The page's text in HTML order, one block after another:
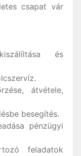
csapat vár
és
átvétele,
besegítés.
pénzügyi
feladatok